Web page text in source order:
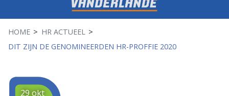
HOME
HR ACTUEEL
DIT ZIJN DE GENOMINEERDEN HR-PROFFIE 2020
29 okt